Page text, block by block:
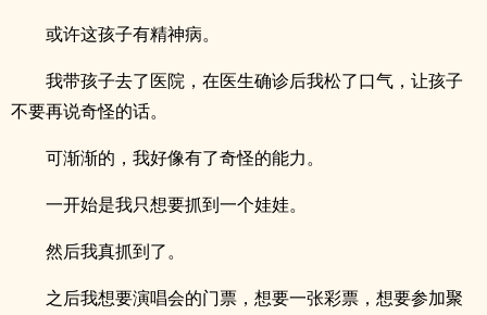
或许这孩子有精神病。
我带孩子去了医院，在医生确诊后我松了口气，让孩子
不要再说奇怪的话。
可渐渐的，我好像有了奇怪的能力。
一开始是我只想要抓到一个娃娃。
然后我真抓到了。
之后我想要演唱会的门票，想要一张彩票，想要参加聚